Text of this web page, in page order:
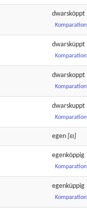
dwarsköppt
Komparation
dwarsküppt
Komparation
dwarskoppt
Komparation
dwarskuppt
Komparation
egen [εɪ]
egenköppig
Komparation
egenküppig
Komparation